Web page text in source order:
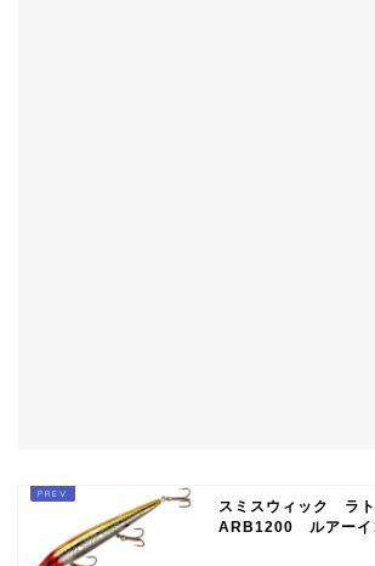
スミスウィック ラ
ARB1200 ルアーイ